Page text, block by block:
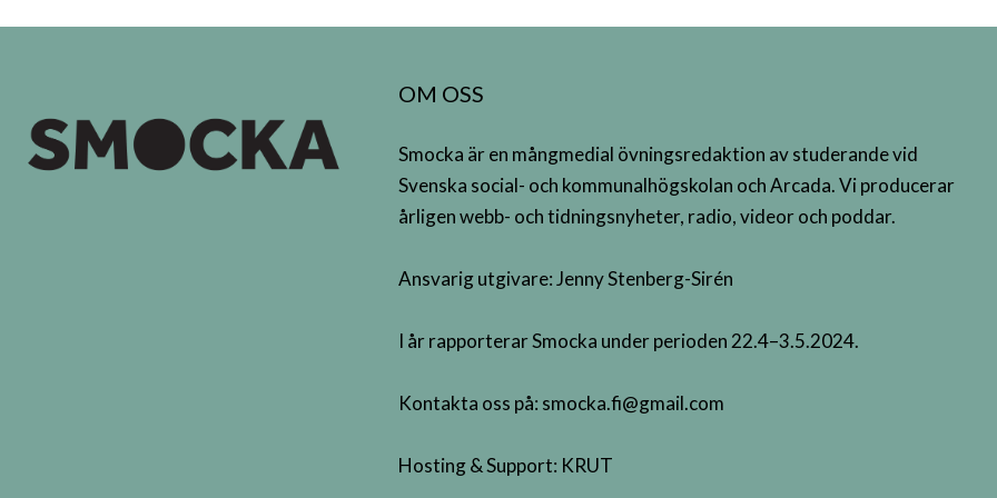
OM OSS
Smocka är en mångmedial övningsredaktion av studerande vid
Svenska social- och kommunalhögskolan och Arcada. Vi producerar
årligen webb- och tidningsnyheter, radio, videor och poddar.
Ansvarig utgivare: Jenny Stenberg-Sirén
I år rapporterar Smocka under perioden 22.4–3.5.2024.
Kontakta oss på: smocka.fi@gmail.com
Hosting & Support: KRUT